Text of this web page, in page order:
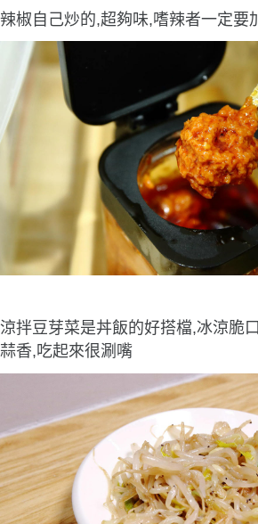
辣椒自己炒的,超夠味,嗜辣者一定要
涼拌豆芽菜是丼飯的好搭檔,冰涼脆
蒜香,吃起來很涮嘴